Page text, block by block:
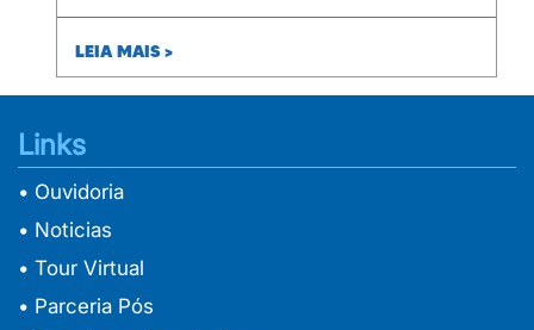
LEIA MAIS >
Links
• Ouvidoria
• Noticias
• Tour Virtual
• Parceria Pós